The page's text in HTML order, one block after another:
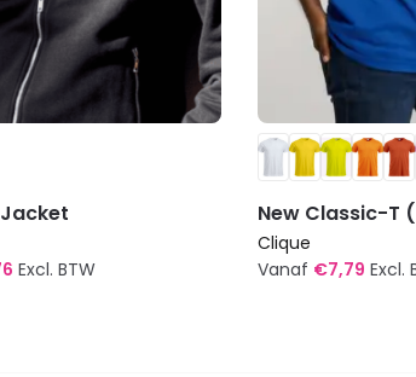
Excl. BTW
New Classic-T
Clique
Vanaf €7,79 Excl.